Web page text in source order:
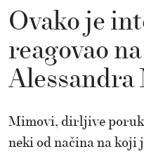
Ovako je
reagovao
Alessandra
Mimovi, dirljive
neki od načina na